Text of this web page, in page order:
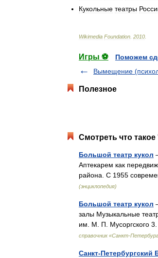
Кукольные театры
Wikimedia Foundation 2010
Игры ⚽
Поможем
Вымещение
Полезное
Смотреть что
Большой театр кукол
Аптекарем как
района. С 1955
(энциклопедия)
Большой театр кукол
залы Музыкальные
им. М. П. Мусоргского
справочник «Санкт-
Санкт-Петербургский